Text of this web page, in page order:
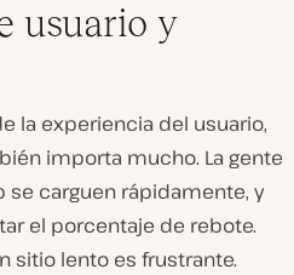
usuario y
la experiencia del usuario,
importa mucho. La gente
carguen rápidamente, y
el porcentaje de rebote.
sitio lento es frustrante.